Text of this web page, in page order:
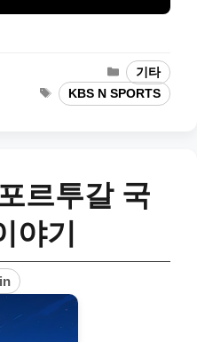
Categories
기타
TagsKBS N SPORTS
르투갈 국
야기